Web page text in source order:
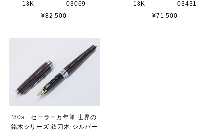
18K 03069
¥82,500
18K 03431
¥71,500
'80s セーラー万年筆 世界の
銘木シリーズ 鉄刀木 シルバー